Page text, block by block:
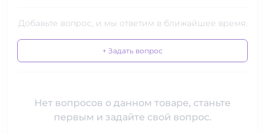
Добавьте вопрос, и мы ответим в ближайшее время.
+ Задать вопрос
Нет вопросов о данном товаре, станьте
первым и задайте свой вопрос.